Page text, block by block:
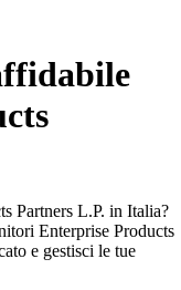
Partners L.P. in Italia?
Enterprise Products
e gestisci le tue